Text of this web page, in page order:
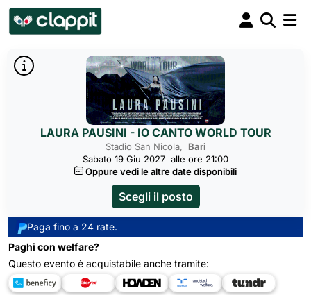
LAURA PAUSINI - IO CANTO WORLD TOUR
Stadio San Nicola, Bari
Sabato 19 Giu 2027 alle ore 21:00
Oppure vedi le altre date disponibili
Scegli il posto
Paga fino a 24 rate.
Paghi con welfare?
Questo evento è acquistabile anche tramite: